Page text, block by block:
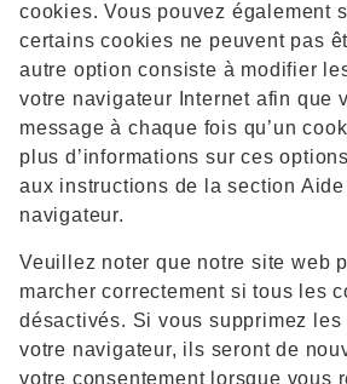
cookies. Vous pouvez également
certains cookies ne peuvent pas
autre option consiste à modifier
votre navigateur Internet afin que
message à chaque fois qu’un
plus d’informations sur ces
aux instructions de la section
navigateur.
Veuillez noter que notre site web
marcher correctement si tous les
désactivés. Si vous supprimez les
votre navigateur, ils seront de
votre consentement lorsque vous